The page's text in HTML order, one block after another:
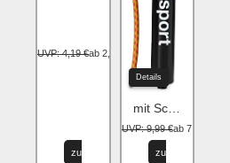
UVP: 4,19 €ab 2,19 €
zu
Details
mit Schlauch
UVP: 9,99 €ab 7,95 €
zu